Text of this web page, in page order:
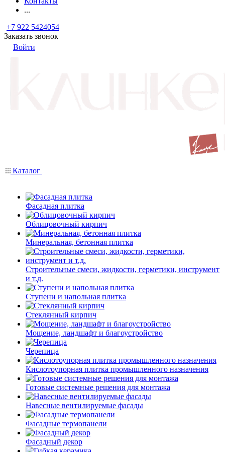
...
+7 922 5424054
Заказать звонок
Войти
Каталог
Фасадная плитка
Облицовочный кирпич
Минеральная, бетонная плитка
Строительные смеси, жидкости, герметики, инструмент
и т.д.
Ступени и напольная плитка
Cтеклянный кирпич
Мощение, ландшафт и благоустройство
Черепица
Кислотоупорная плитка промышленного назначения
Готовые системные решения для монтажа
Навесные вентилируемые фасады
Фасадные термопанели
Фасадный декор